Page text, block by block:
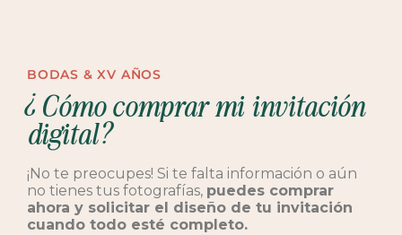
BODAS & XV AÑOS
¿Cómo comprar mi invitación
digital?
¡No te preocupes! Si te falta información o aún
no tienes tus fotografías, puedes comprar
ahora y solicitar el diseño de tu invitación
cuando todo esté completo.